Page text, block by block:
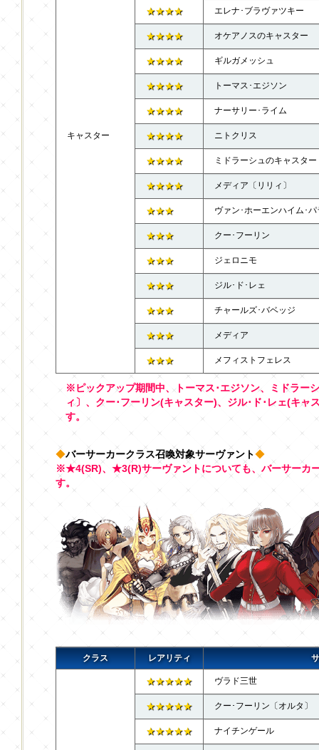
キャスター
★★★★ エレナ･ブラヴァツキー
★★★★ オケアノスのキャスター
★★★★ ギルガメッシュ
★★★★ トーマス･エジソン
★★★★ ナーサリー･ライム
★★★★ ニトクリス
★★★★ ミドラーシュのキャスター
★★★★ メディア〔リリィ〕
★★★ ヴァン･ホーエンハイム･
★★★ クー･フーリン
★★★ ジェロニモ
★★★ ジル･ド･レェ
★★★ チャールズ･バベッジ
★★★ メディア
★★★ メフィストフェレス
※ピックアップ期間中、トーマス･エジソン、ミドラー
ィ〕、クー･フーリン(キャスター)、ジル･ド･レェ(キャ
す。
◆バーサーカークラス召喚対象サーヴァント◆
※★4(SR)、★3(R)サーヴァントについても、バーサーカ
す。
クラス レアリティ
★★★★★ ヴラド三世
★★★★★ クー･フーリン〔オルタ〕
★★★★★ ナイチンゲール